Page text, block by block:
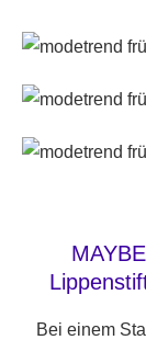
Bei einem